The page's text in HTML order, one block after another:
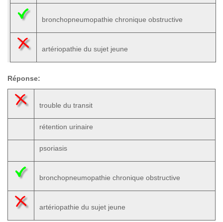
bronchopneumopathie chronique obstructive
artériopathie du sujet jeune
Réponse:
trouble du transit
rétention urinaire
psoriasis
bronchopneumopathie chronique obstructive
artériopathie du sujet jeune